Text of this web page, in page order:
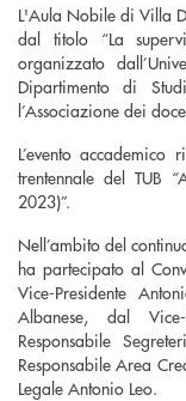
L'Aula Nobile di Villa
dal titolo “La
organizzato
Dipartimento di
l’Associazione dei
L’evento
trentennale del TUB
2023)”.
Nell’ambito del
ha partecipato al
Vice-Presidente
Albanese, dal
Responsabile
Responsabile Area
Legale Antonio Leo.